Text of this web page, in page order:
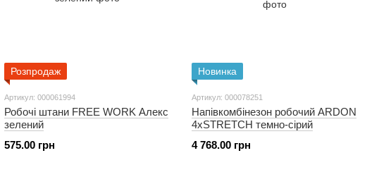
Розпродаж
Артикул: 000061994
Робочі штани FREE WORK Алекс
зелений
575.00 грн
Новинка
Артикул: 000078251
Напівкомбінезон робочий ARDON
4xSTRETCH темно-сірий
4 768.00 грн